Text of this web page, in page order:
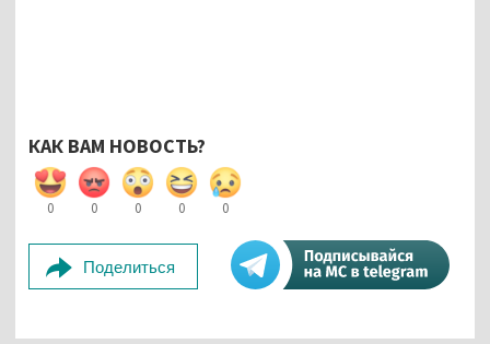
КАК ВАМ НОВОСТЬ?
0 0 0 0 0
Поделиться